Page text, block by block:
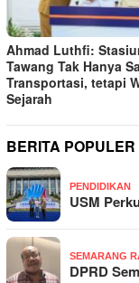
Ahmad Luthfi:
Tawang Tak Hanya
Transportasi, tetapi
Sejarah
BERITA POPULER
PENDIDIKAN
USM
SEMARANG
DPRD